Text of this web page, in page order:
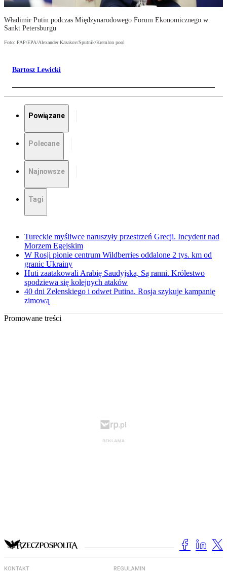
Władimir Putin podczas Międzynarodowego Forum Ekonomicznego w
Sankt Petersburgu
Foto: PAP/EPA/Alexander Kazakov/Sputnik/Kremlon pool
Bartosz Lewicki
Powiązane
Polecane
Najnowsze
Tagi
Tureckie myśliwce naruszyły przestrzeń Grecji. Incydent nad
Morzem Egejskim
W Rosji płonie centrum Wildberries oddalone 2 tys. km od
granic Ukrainy
Huti zaatakowali Arabię Saudyjską. Są ranni. Królestwo
spodziewa się kolejnych ataków
40 dni Zełenskiego i odwet Putina. Rosja szykuje kampanię
zimową
Promowane treści
KONTAKT REGULAMIN